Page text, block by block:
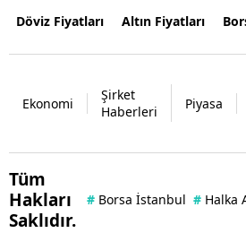
Döviz Fiyatları Altın Fiyatları
Ekonomi
Şirket
Haberleri
Piyasa
Tüm
Hakları
Saklıdır.
# Borsa İstanbul # Halka